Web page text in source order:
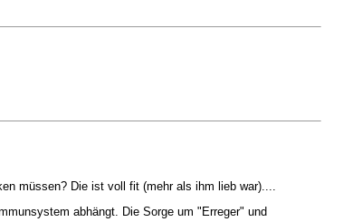
müssen? Die ist voll fit (mehr als ihm lieb war)....
abhängt. Die Sorge um "Erreger" und